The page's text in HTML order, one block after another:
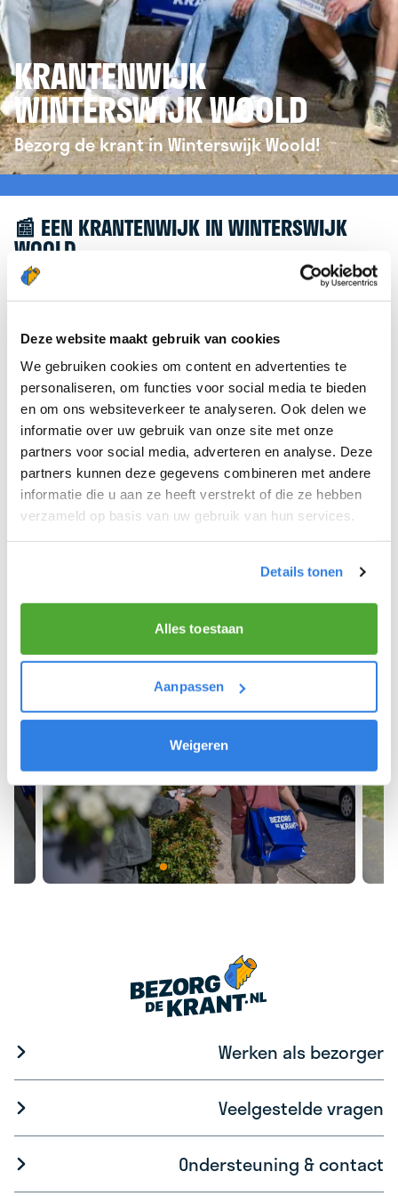
Deze website maakt gebruik van cookies
We gebruiken cookies om content en advertenties te
personaliseren, om functies voor social media te bieden
en om ons websiteverkeer te analyseren. Ook delen we
informatie over uw gebruik van onze site met onze
partners voor social media, adverteren en analyse. Deze
partners kunnen deze gegevens combineren met andere
informatie die u aan ze heeft verstrekt of die ze hebben
verzameld op basis van uw gebruik van hun services.
Details tonen
Alles toestaan
Aanpassen
Weigeren
KRANTENWIJK
WINTERSWIJK WOOLD
Bezorg de krant in Winterswijk Woold!
📰 EEN KRANTENWIJK IN WINTERSWIJK
WOOLD
Leuk dat je geïnteresseerd bent in een
helpen, verwijzen we je graag door naar de
website vankrantenbezorgen.nl. Daar kun je je
eenvoudig aanmelden om de krant te bezorgen in
Winterswijk Woold.
We hopen dat je snel aan de slag kunt en wensen
je veel succes! 🚴‍♂️💨
Meld je aan als krantenbezorger!
Werken als bezorger
Veelgestelde vragen
Ondersteuning & contact